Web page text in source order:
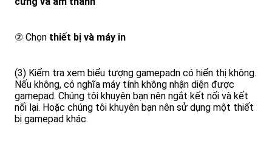
② Chọn thiết bị và máy in
(3) Kiểm tra xem biểu tượng gamepadn có hiển thị không.
Nếu không, có nghĩa máy tính không nhận diện được
gamepad. Chúng tôi khuyên bạn nên ngắt kết nối và kết
nối lại. Hoặc chúng tôi khuyên bạn nên sử dụng một thiết
bị gamepad khác.